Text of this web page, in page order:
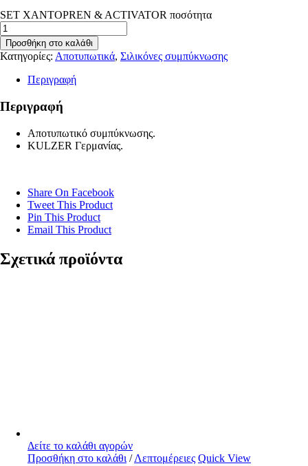
SET XANTOPREN & ACTIVATOR ποσότητα
Προσθήκη στο καλάθι
Κατηγορίες: Αποτυπωτικά, Σιλικόνες συμπύκνωσης
Περιγραφή
Περιγραφή
Αποτυπωτικό συμπύκνωσης.
ΚULZER Γερμανίας.
Share On Facebook
Tweet This Product
Pin This Product
Email This Product
Σχετικά προϊόντα
Δείτε το καλάθι αγορών
Προσθήκη στο καλάθι / Λεπτομέρειες Quick View